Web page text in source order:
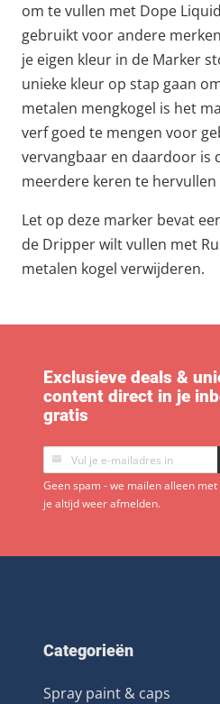
om te vullen met Dope
gebruikt voor andere
je eigen kleur in de Marker
unieke kleur op stap gaan
metalen mengkogel is het
verf goed te mengen voor
vervangbaar en daardoor is
meerdere keren te
Let op deze marker bevat
de Dripper wilt vullen met
metalen kogel verwijderen.
Exclusieve deals &
content direct in je
gratis
Geen spam - we mailen alleen
je altijd weer afmelden.
Categorieën
Spray paint & caps